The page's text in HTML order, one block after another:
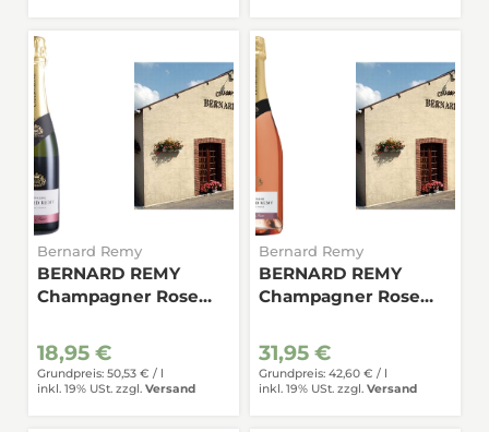
Bernard Remy
BERNARD REMY
Champagner Rose
18,95 €
Grundpreis: 50,53 € / l
inkl. 19% USt. zzgl. Versand
Bernard Remy
BERNARD REMY
Champagner Rose
31,95 €
Grundpreis: 42,60 € / l
inkl. 19% USt. zzgl. Versand